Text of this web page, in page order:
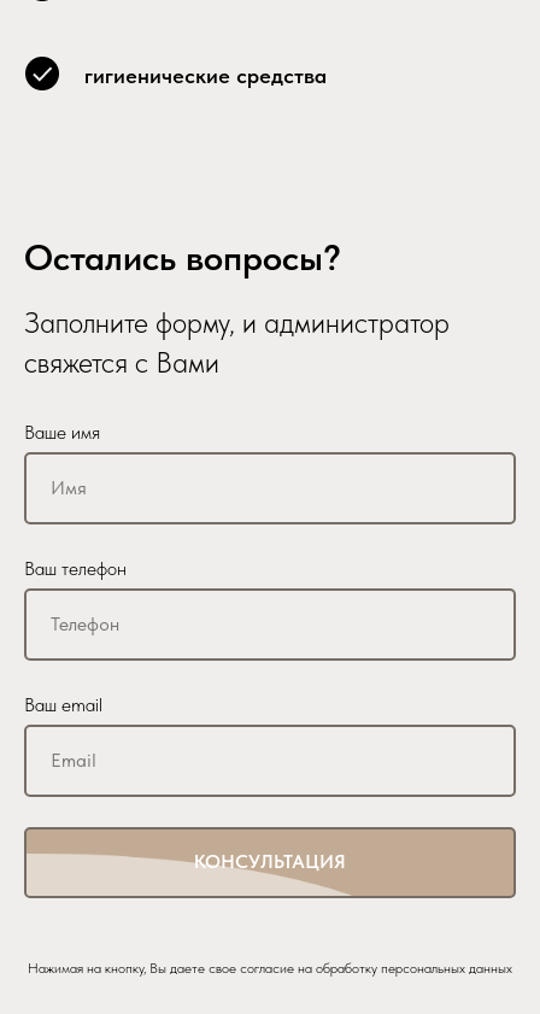
гигиенические средства
Остались вопросы?
Заполните форму, и администратор
свяжется с Вами
Ваше имя
Ваш телефон
Ваш email
КОНСУЛЬТАЦИЯ
Нажимая на кнопку, Вы даете свое согласие на обработку персональных данных